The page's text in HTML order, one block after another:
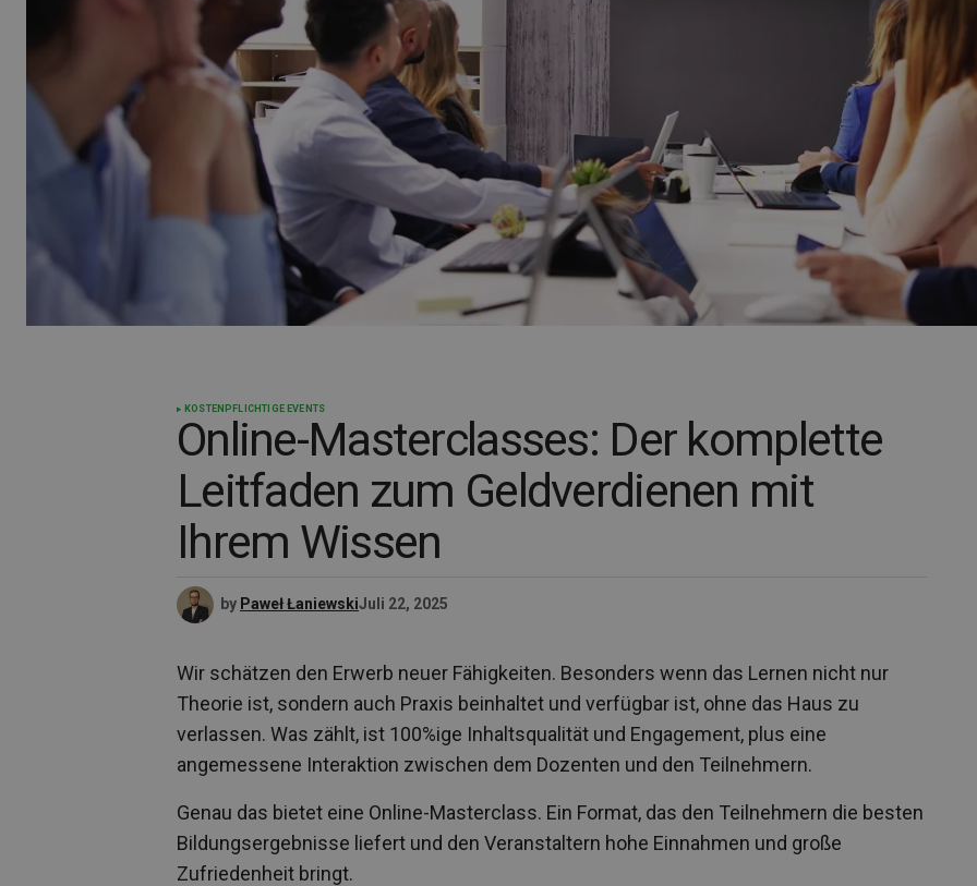
KOSTENPFLICHTIGE EVENTS
Online-Masterclasses: Der komplette
Leitfaden zum Geldverdienen mit
Ihrem Wissen
by Paweł ŁaniewskiJuli 22, 2025
Wir schätzen den Erwerb neuer Fähigkeiten. Besonders wenn das Lernen nicht nur
Theorie ist, sondern auch Praxis beinhaltet und verfügbar ist, ohne das Haus zu
verlassen. Was zählt, ist 100%ige Inhaltsqualität und Engagement, plus eine
angemessene Interaktion zwischen dem Dozenten und den Teilnehmern.
Genau das bietet eine Online-Masterclass. Ein Format, das den Teilnehmern die besten
Bildungsergebnisse liefert und den Veranstaltern hohe Einnahmen und große
Zufriedenheit bringt.